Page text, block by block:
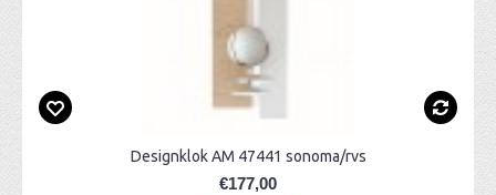
Designklok AM 47441 sonoma/rvs
€177,00